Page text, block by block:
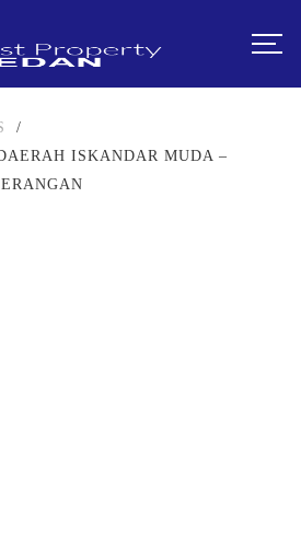
/
ISKANDAR MUDA –